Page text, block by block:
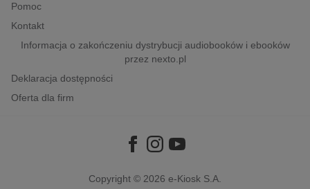
Pomoc
Kontakt
Informacja o zakończeniu dystrybucji audiobooków i ebooków
przez nexto.pl
Deklaracja dostępności
Oferta dla firm
Copyright © 2026 e-Kiosk S.A.